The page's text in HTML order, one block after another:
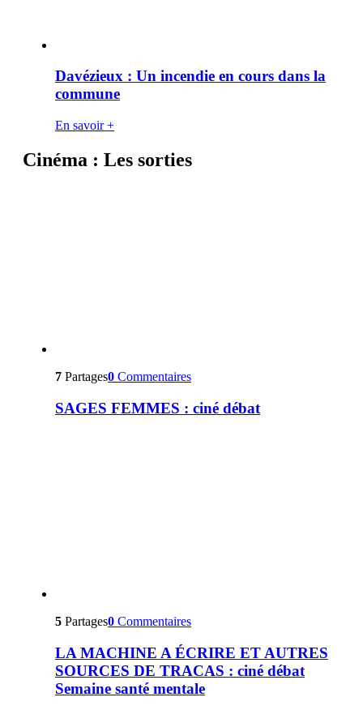
Davézieux : Un incendie en cours dans la
commune
En savoir +
Cinéma : Les sorties
7 Partages0 Commentaires
SAGES FEMMES : ciné débat
5 Partages0 Commentaires
LA MACHINE A ÉCRIRE ET AUTRES
SOURCES DE TRACAS : ciné débat
Semaine santé mentale